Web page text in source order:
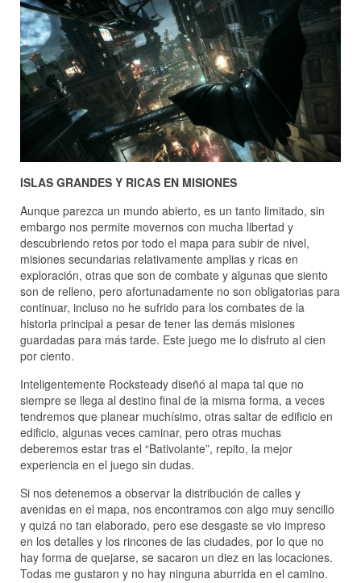
ISLAS GRANDES Y RICAS EN MISIONES
Aunque parezca un mundo abierto, es un tanto limitado, sin
embargo nos permite movernos con mucha libertad y
descubriendo retos por todo el mapa para subir de nivel,
misiones secundarias relativamente amplias y ricas en
exploración, otras que son de combate y algunas que siento
son de relleno, pero afortunadamente no son obligatorias para
continuar, incluso no he sufrido para los combates de la
historia principal a pesar de tener las demás misiones
guardadas para más tarde. Este juego me lo disfruto al cien
por ciento.
Inteligentemente Rocksteady diseñó al mapa tal que no
siempre se llega al destino final de la misma forma, a veces
tendremos que planear muchísimo, otras saltar de edificio en
edificio, algunas veces caminar, pero otras muchas
deberemos estar tras el “Bativolante”, repito, la mejor
experiencia en el juego sin dudas.
Si nos detenemos a observar la distribución de calles y
avenidas en el mapa, nos encontramos con algo muy sencillo
y quizá no tan elaborado, pero ese desgaste se vio impreso
en los detalles y los rincones de las ciudades, por lo que no
hay forma de quejarse, se sacaron un diez en las locaciones.
Todas me gustaron y no hay ninguna aburrida en el camino.